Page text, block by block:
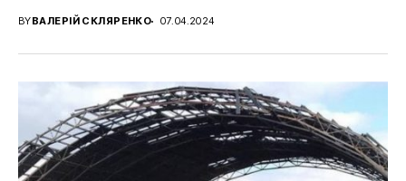
BYВАЛЕРІЙ СКЛЯРЕНКО 07.04.2024